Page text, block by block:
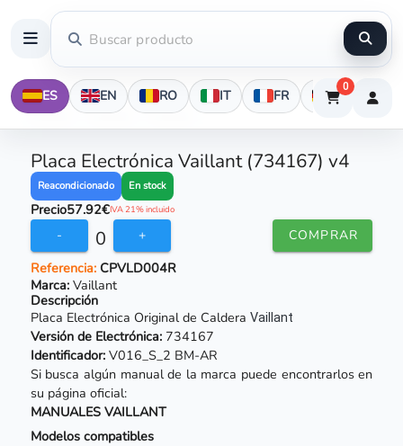
ES EN RO IT FR DE
0
Placa Electrónica Vaillant (734167) v4
Reacondicionado En stock
Precio57.92€IVA 21% incluido
- 0 + COMPRAR
Referencia:CPVLD004R
Marca: Vaillant
Descripción
Placa Electrónica Original de Caldera Vaillant
Versión de Electrónica:734167
Identificador:V016_S_2 BM-AR
Si busca algún manual de la marca puede encontrarlos en
su página oficial:
MANUALES VAILLANT
Modelos compatibles